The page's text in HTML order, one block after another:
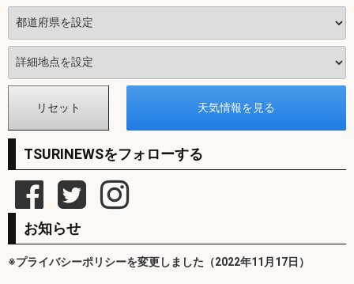
TSURINEWSをフォローする
お知らせ
※プライバシーポリシーを変更しました（2022年11月17日）